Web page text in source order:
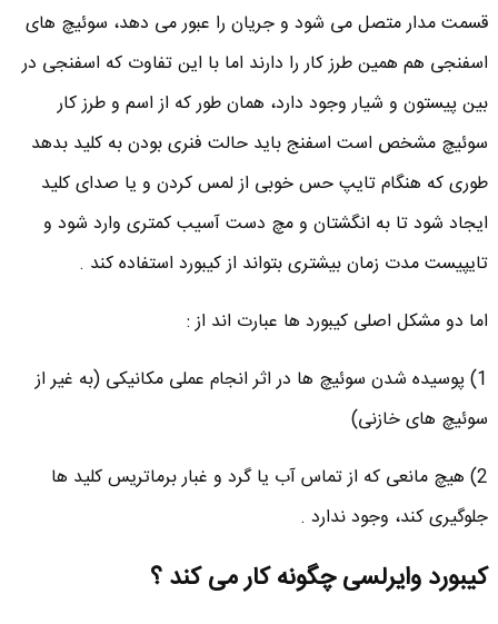
قسمت مدار متصل می شود و جریان را عبور می دهد، سوئیچ های
اسفنجی هم همین طرز کار را دارند اما با این تفاوت که اسفنجی در
بین پیستون و شیار وجود دارد، همان طور که از اسم و طرز کار
سوئیچ مشخص است اسفنج باید حالت فنری بودن به کلید بدهد
طوری که هنگام تایپ حس خوبی از لمس کردن و یا صدای کلید
ایجاد شود تا به انگشتان و مچ دست آسیب کمتری وارد شود و
تایپیست مدت زمان بیشتری بتواند از کیبورد استفاده کند .
اما دو مشکل اصلی کیبورد ها عبارت اند از :
1) پوسیده شدن سوئیچ ها در اثر انجام عملی مکانیکی (به غیر از
سوئیچ های خازنی)
2) هیچ مانعی که از تماس آب یا گرد و غبار برماتریس کلید ها
جلوگیری کند، وجود ندارد .
کیبورد وایرلسی چگونه کار می کند ؟